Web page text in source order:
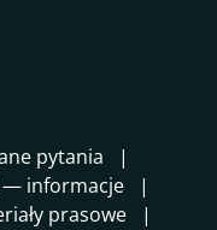
pytania
— informacje
prasowe